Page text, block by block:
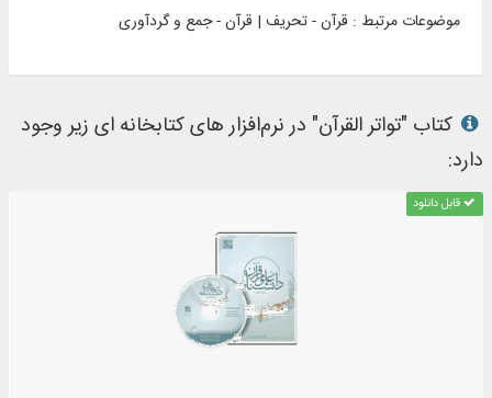
موضوعات مرتبط : قرآن - تحریف | قرآن - جمع و گردآوری
کتاب "تواتر القرآن" در نرم‌افزار های کتابخانه ای زیر وجود
دارد:
قابل دانلود